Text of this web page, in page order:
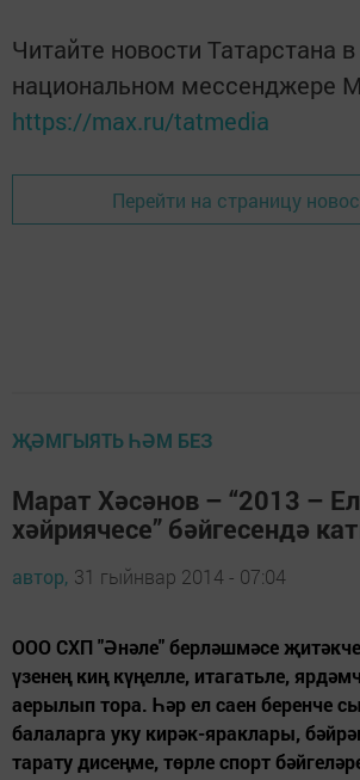
Читайте новости Татарстана в
национальном мессенджере
https://max.ru/tatmedia
Перейти на страницу
ҖӘМГЫЯТЬ ҺӘМ БЕЗ
Марат Хәсәнов – “2013 –
хәйриячесе” бәйгесендә
автор, 31 гыйнвар 2014 - 07:04
ООО СХП "Әнәле" берләшмәсе
үзенең киң күңелле, итагатьле,
аерылып тора. Һәр ел саен беренче
балаларга уку кирәк-яраклары,
тарату дисеңме, төрле спорт